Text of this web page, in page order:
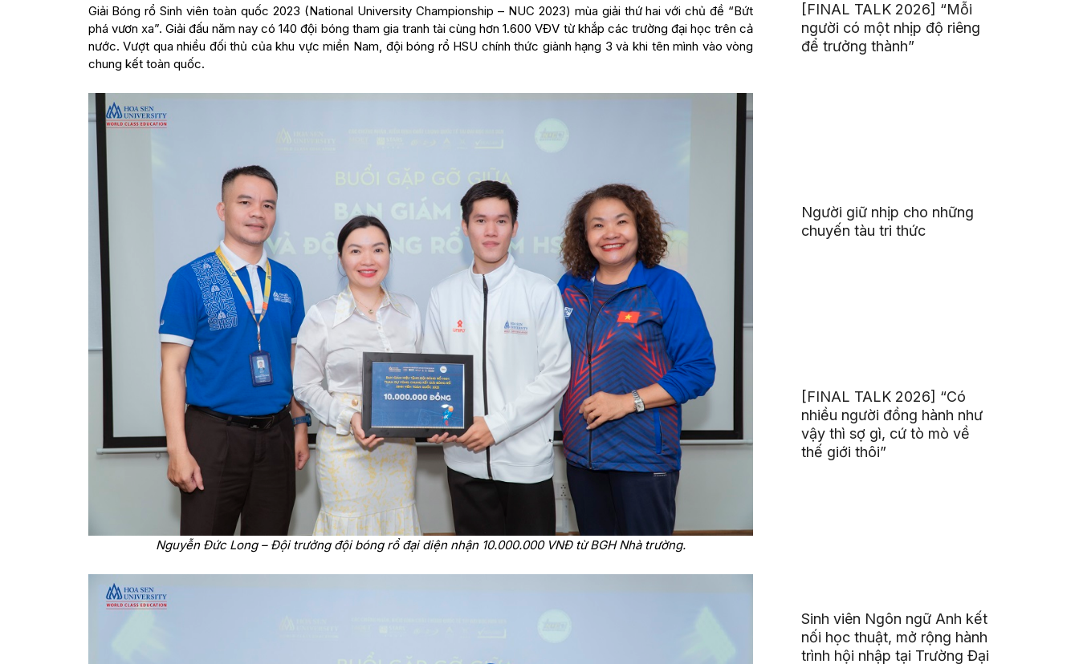
Giải Bóng rổ Sinh viên toàn quốc 2023 (National University Championship – NUC 2023) mùa giải thứ hai với chủ đề “Bứt
phá vươn xa”. Giải đấu năm nay có 140 đội bóng tham gia tranh tài cùng hơn 1.600 VĐV từ khắp các trường đại học trên cả
nước. Vượt qua nhiều đối thủ của khu vực miền Nam, đội bóng rổ HSU chính thức giành hạng 3 và khi tên mình vào vòng
chung kết toàn quốc.
Nguyễn Đức Long – Đội trưởng đội bóng rổ đại diện nhận 10.000.000 VNĐ từ BGH Nhà trường.
[FINAL TALK 2026] “Mỗi
người có một nhịp độ riêng
để trưởng thành”
Người giữ nhịp cho những
chuyến tàu tri thức
[FINAL TALK 2026] “Có
nhiều người đồng hành như
vậy thì sợ gì, cứ tò mò về
thế giới thôi”
Sinh viên Ngôn ngữ Anh kết
nối học thuật, mở rộng hành
trình hội nhập tại Trường Đại